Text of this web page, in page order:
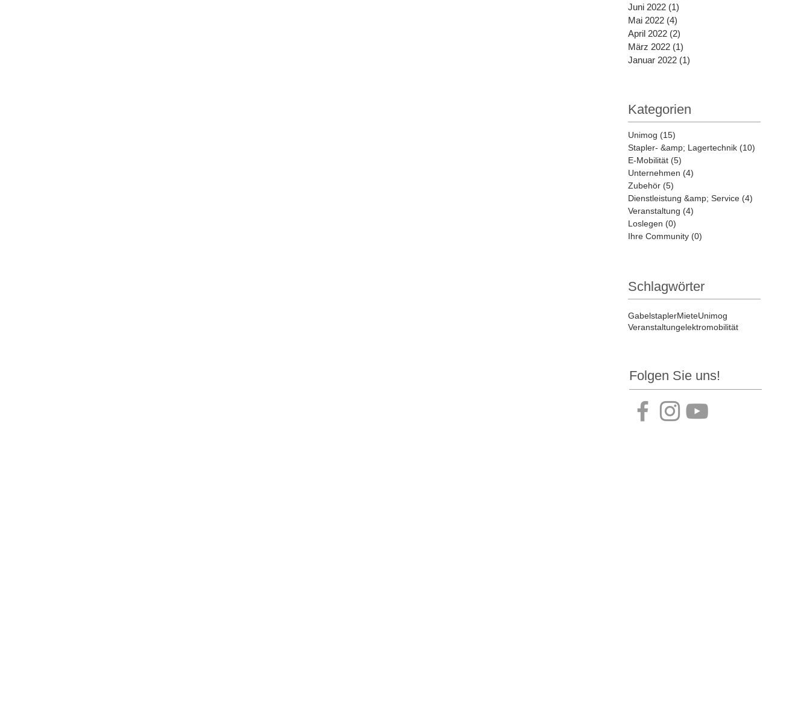
Juni 2022 (1)
Mai 2022 (4)
April 2022 (2)
März 2022 (1)
Januar 2022 (1)
Kategorien
Unimog (15)
Stapler- &amp; Lagertechnik (10)
E-Mobilität (5)
Unternehmen (4)
Zubehör (5)
Dienstleistung &amp; Service (4)
Veranstaltung (4)
Loslegen (0)
Ihre Community (0)
Schlagwörter
GabelstaplerMieteUnimog
Veranstaltungelektromobilität
Folgen Sie uns!